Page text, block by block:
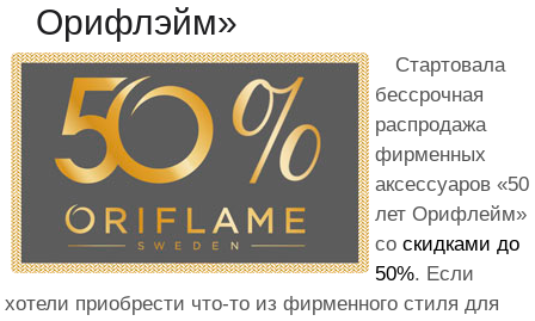
Орифлэйм»
Стартовала
бессрочная
распродажа
фирменных
аксессуаров «50
лет Орифлейм»
соскидками до
50%. Если
хотели приобрести что-то из фирменного стиля для